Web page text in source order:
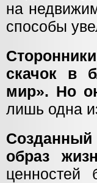
на
способы
скачок в
мир». Но
лишь одна
образ
ценностей